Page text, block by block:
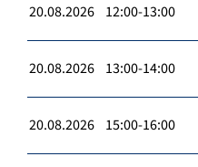
20.08.2026 12:00-13:00
20.08.2026 13:00-14:00
20.08.2026 15:00-16:00